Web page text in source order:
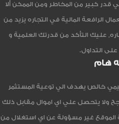
قدر كبير من المخاطر ومن الممكن ألا
الرافعة المالية في التجاره يزيد من
عليك التأكد من قدرتك العلمية و
التداول.
هام
خالص يهدف الي توعية المستثمر
ولا يتحصل علي اي اموال مقابل ذلك
الموقع غير مسؤولة عن اي استغلال من